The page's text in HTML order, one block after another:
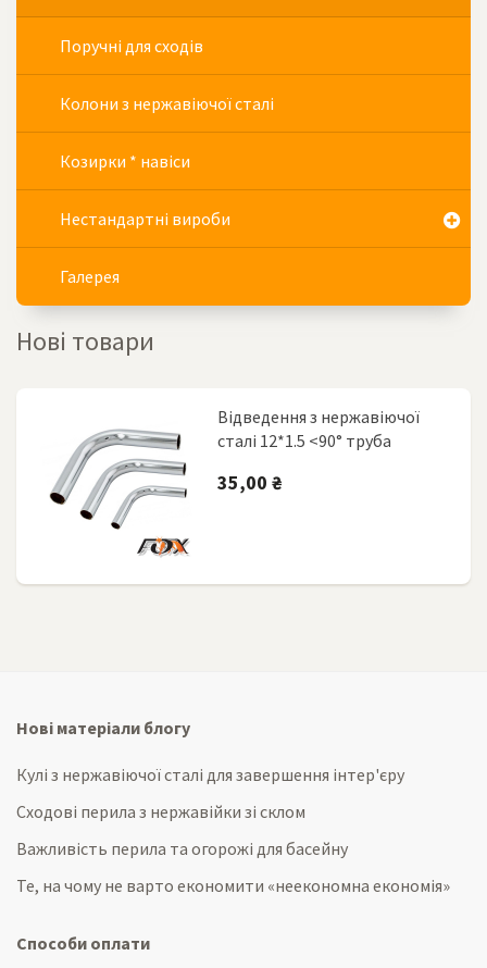
Поручні для сходів
Колони з нержавіючої сталі
Козирки * навіси
Нестандартні вироби
Галерея
Нові товари
Відведення з нержавіючої
сталі 12*1.5 <90° труба
35,00 ₴
Нові матеріали блогу
Кулі з нержавіючої сталі для завершення інтер'єру
Сходові перила з нержавійки зі склом
Важливість перила та огорожі для басейну
Те, на чому не варто економити «неекономна економія»
Способи оплати